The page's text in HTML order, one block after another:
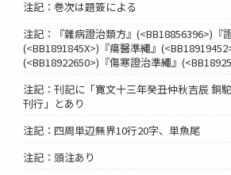
注記：巻次は題簽による
注記：『雜病證治類方』(<BB18856396>)『
(<BB1891845X>)『瘍醫準繩』
(<BB18922650>)『傷寒證治準繩』
注記：刊記に「寛文十三年癸丑仲秋吉辰 銅
刊行」とあり
注記：四周単辺無界10行20字、単魚尾
注記：頭注あり